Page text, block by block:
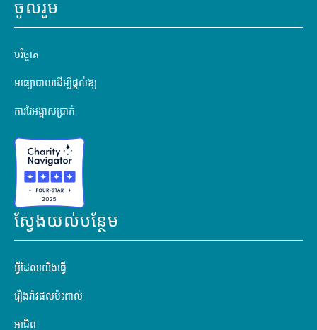
ចូលរួម
បរិច្ចាគ
មធ្យោបាយដើម្បីផ្តល់ឱ្យ
ការរៃអង្គាសប្រាក់
ស្វែងយល់បន្ថែម
អ្វីដែលយើងធ្វើ
រឿងរ៉ាវផលប៉ះពាល់
អាជីព